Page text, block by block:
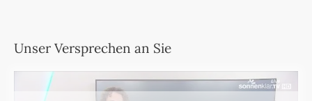
Unser Versprechen an Sie